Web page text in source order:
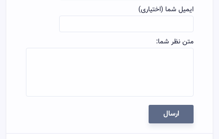
ایمیل شما (اختیاری)
متن نظر شما:
ارسال